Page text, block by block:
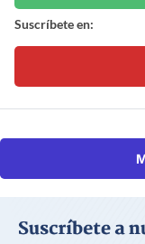
Suscríbete en: